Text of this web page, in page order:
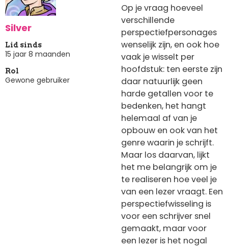
Silver
Lid sinds
15 jaar 8 maanden
Rol
Gewone gebruiker
Op je vraag hoeveel
verschillende
perspectiefpersonages
wenselijk zijn, en ook hoe
vaak je wisselt per
hoofdstuk: ten eerste zijn
daar natuurlijk geen
harde getallen voor te
bedenken, het hangt
helemaal af van je
opbouw en ook van het
genre waarin je schrijft.
Maar los daarvan, lijkt
het me belangrijk om je
te realiseren hoe veel je
van een lezer vraagt. Een
perspectiefwisseling is
voor een schrijver snel
gemaakt, maar voor
een lezer is het nogal